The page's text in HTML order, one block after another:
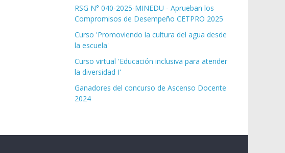
RSG N° 040-2025-MINEDU - Aprueban los
Compromisos de Desempeño CETPRO 2025
Curso 'Promoviendo la cultura del agua desde
la escuela'
Curso virtual 'Educación inclusiva para atender
la diversidad I'
Ganadores del concurso de Ascenso Docente
2024